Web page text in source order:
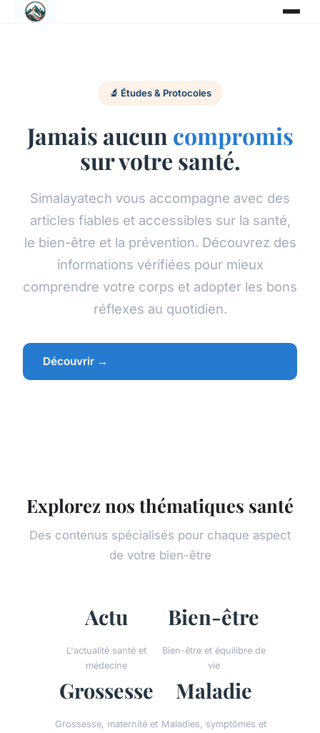
🔬 Études & Protocoles
Jamais aucun compromis
sur votre santé.
Simalayatech vous accompagne avec des
articles fiables et accessibles sur la santé,
le bien-être et la prévention. Découvrez des
informations vérifiées pour mieux
comprendre votre corps et adopter les bons
réflexes au quotidien.
Découvrir →
Explorez nos thématiques santé
Des contenus spécialisés pour chaque aspect
de votre bien-être
Actu
L'actualité santé et
médecine
Bien-être
Bien-être et équilibre de
vie
Grossesse
Grossesse, maternité et
Maladie
Maladies, symptômes et